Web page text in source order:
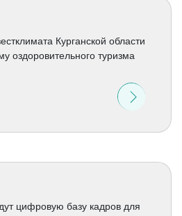
Курганской области
оздоровительного туризма
цифровую базу кадров для